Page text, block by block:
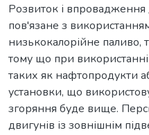
Розвиток і впровадження
пов'язане з
низькокалорійне паливо,
тому що при
таких як нафтопродукти
установки, що
згоряння буде вище.
двигунів із зовнішнім